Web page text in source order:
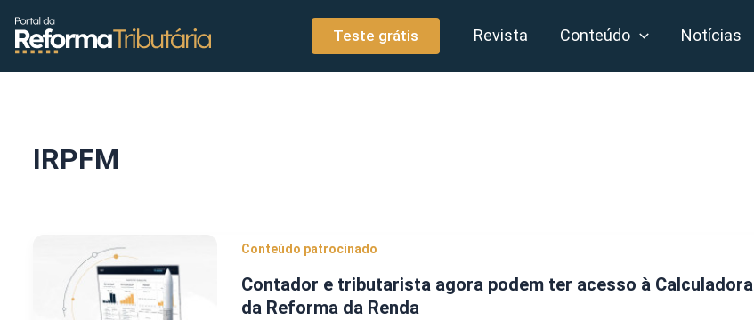
conteúdo
Teste grátis Revista Conteúdo Notícias
IRPFM
Conteúdo patrocinado
Contador e tributarista agora podem ter acesso à Calculadora
da Reforma da Renda